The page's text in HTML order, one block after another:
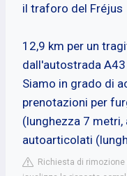
il traforo del Fréjus
12,9 km per un
dall'autostrada
Siamo in grado di
prenotazioni per
(lunghezza 7
autoarticolati
Richiesta di